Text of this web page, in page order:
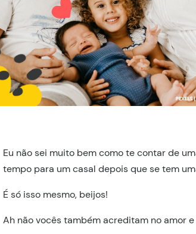
Eu não sei muito bem como te contar de
tempo para um casal depois que se tem
É só isso mesmo, beijos!
Ah não vocês também acreditam no amor